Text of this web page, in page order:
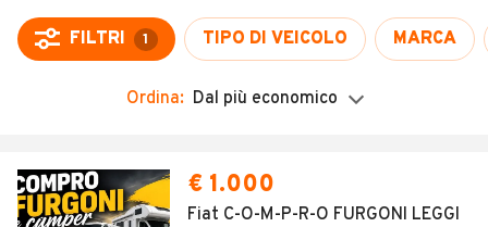
Auto Nuove
Moto
Camper
Ordina: Dal più economico
€ 1.000
Fiat C-O-M-P-R-O FURGONI LEGGI